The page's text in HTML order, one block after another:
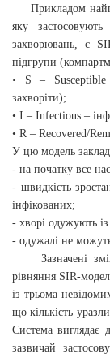
Прикладом
яку
захворювань, є
підгрупи
• S – Susceptible
захворіти);
• I – Infectious –
• R – Recovered/
У цю модель
- на початку все
- швидкість
інфікованих;
- хворі одужують
- одужалі не
Зазначені
рівняння SIR-
із трьома
що кількість
Система виглядає
зазвичай